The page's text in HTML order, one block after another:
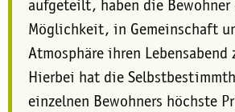
aufgeteilt, haben die Bewohner
Möglichkeit, in Gemeinschaft
Atmosphäre ihren
Hierbei hat die
einzelnen Bewohners höchste